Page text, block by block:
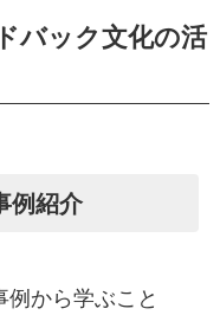
バック文化の活
例紹介
から学ぶこと